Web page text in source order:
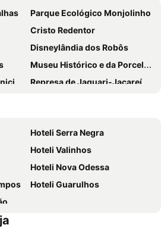
Parque Ecológico Monjolinho
Cristo Redentor
Disneylândia dos Robôs
Museu Histórico e da Porcelana
Represa de Jaguari-Jacareí
Hoteli Serra Negra
Hoteli Valinhos
Hoteli Nova Odessa
Hoteli Guarulhos